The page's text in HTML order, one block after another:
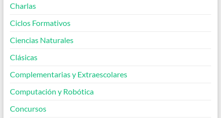
Charlas
Ciclos Formativos
Ciencias Naturales
Clásicas
Complementarias y Extraescolares
Computación y Robótica
Concursos